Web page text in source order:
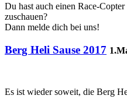
Du hast auch einen Race-
zuschauen?
Dann melde dich bei uns!
Berg Heli Sause 2017
Es ist wieder soweit, die Berg